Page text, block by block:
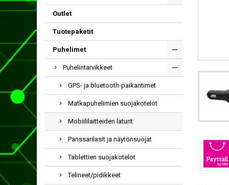
Outlet
Tuotepaketit
Puhelimet
Puhelintarvikkeet
GPS- ja bluetooth-paikantimet
Matkapuhelimien suojakotelot
Mobiililaitteiden laturit
Panssarilasit ja näytönsuojat
Tablettien suojakotelot
Telineet/pidikkeet